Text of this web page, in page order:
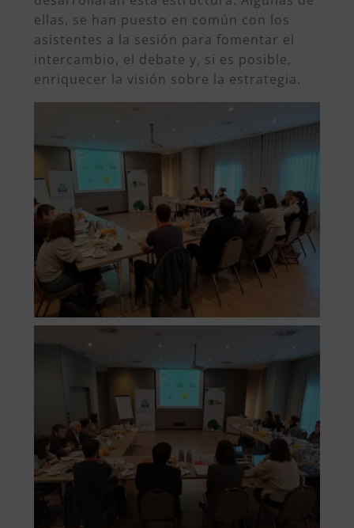
ellas, se han puesto en común con los
asistentes a la sesión para fomentar el
intercambio, el debate y, si es posible,
enriquecer la visión sobre la estrategia.